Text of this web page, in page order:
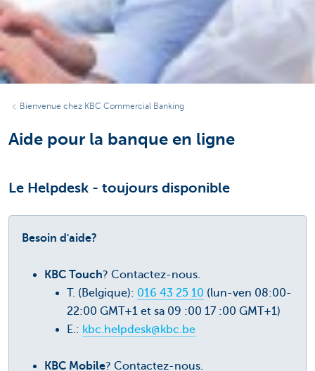
Bienvenue chez KBC Commercial Banking
Aide pour la banque en ligne
Le Helpdesk - toujours disponible
Besoin d'aide?
KBC Touch? Contactez-nous.
T. (Belgique): 016 43 25 10 (lun-ven 08:00-
22:00 GMT+1 et sa 09 :00 17 :00 GMT+1)
E.: kbc.helpdesk@kbc.be
KBC Mobile? Contactez-nous.